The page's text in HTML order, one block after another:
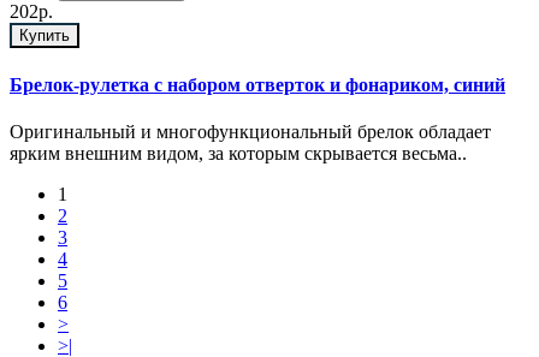
202р.
Купить
Брелок-рулетка с набором отверток и фонариком, синий
Оригинальный и многофункциональный брелок обладает
ярким внешним видом, за которым скрывается весьма..
1
2
3
4
5
6
>
>|